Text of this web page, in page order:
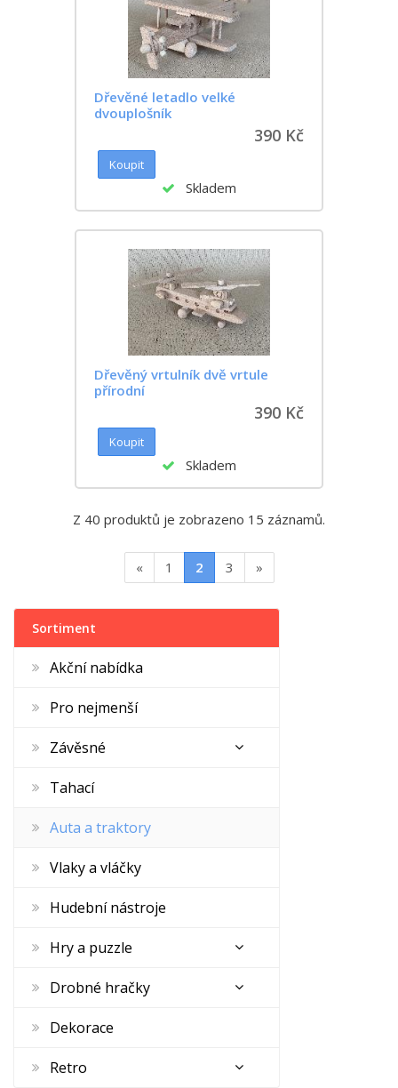
Dřevěné letadlo velké
dvouplošník
390 Kč
Skladem
Dřevěný vrtulník dvě vrtule
přírodní
390 Kč
Skladem
Z 40 produktů je zobrazeno 15 záznamů.
« 1 2 3 »
Sortiment
Akční nabídka
Pro nejmenší
Závěsné
Tahací
Auta a traktory
Vlaky a vláčky
Hudební nástroje
Hry a puzzle
Drobné hračky
Dekorace
Retro